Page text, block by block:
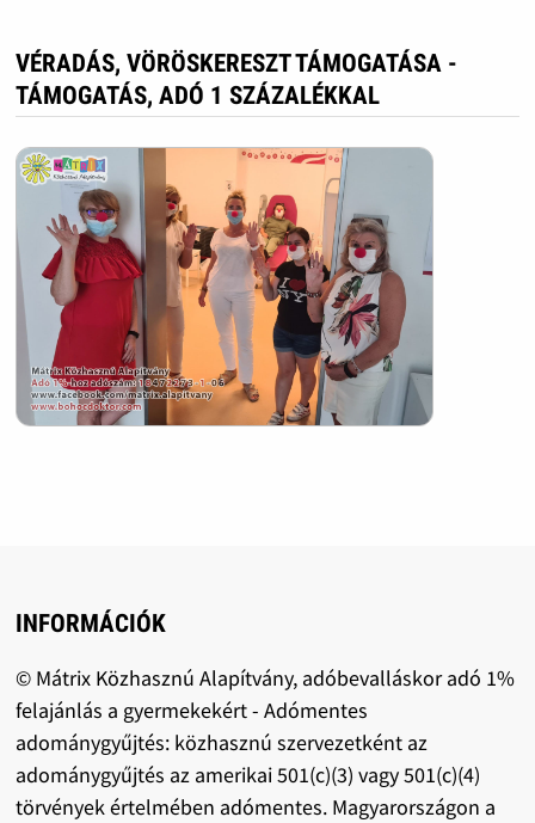
VÉRADÁS, VÖRÖSKERESZT TÁMOGATÁSA -
TÁMOGATÁS, ADÓ 1 SZÁZALÉKKAL
INFORMÁCIÓK
© Mátrix Közhasznú Alapítvány, adóbevalláskor adó 1%
felajánlás a gyermekekért - Adómentes
adománygyűjtés: közhasznú szervezetként az
adománygyűjtés az amerikai 501(c)(3) vagy 501(c)(4)
törvények értelmében adómentes. Magyarországon a